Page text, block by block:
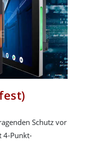
Schutz vor
4-Punkt-